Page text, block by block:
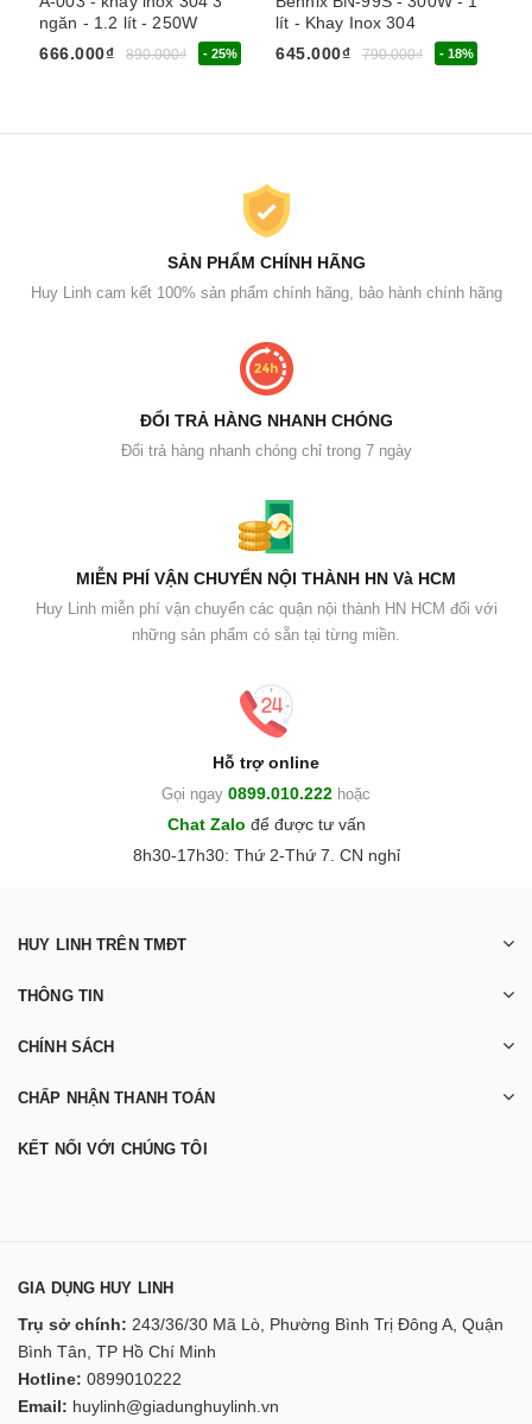
ngăn - 1.2 lít - 250W
666.000₫
890.000₫ - 25%
lít - Khay Inox 304
645.000₫
790.000₫ - 18%
SẢN PHẨM CHÍNH HÃNG
Huy Linh cam kết 100% sản phẩm chính hãng, bảo hành chính hãng
ĐỔI TRẢ HÀNG NHANH CHÓNG
Đổi trả hàng nhanh chóng chỉ trong 7 ngày
MIỄN PHÍ VẬN CHUYỂN NỘI THÀNH HN Và HCM
Huy Linh miễn phí vận chuyển các quận nội thành HN HCM đối với
những sản phẩm có sẵn tại từng miền.
Hỗ trợ online
Gọi ngay 0899.010.222 hoặc
Chat Zalo để được tư vấn
8h30-17h30: Thứ 2-Thứ 7. CN nghỉ
HUY LINH TRÊN TMĐT
THÔNG TIN
CHÍNH SÁCH
CHẤP NHẬN THANH TOÁN
KẾT NỐI VỚI CHÚNG TÔI
GIA DỤNG HUY LINH
Trụ sở chính: 243/36/30 Mã Lò, Phường Bình Trị Đông A, Quận
Bình Tân, TP Hồ Chí Minh
Hotline: 0899010222
Email: huylinh@giadunghuylinh.vn